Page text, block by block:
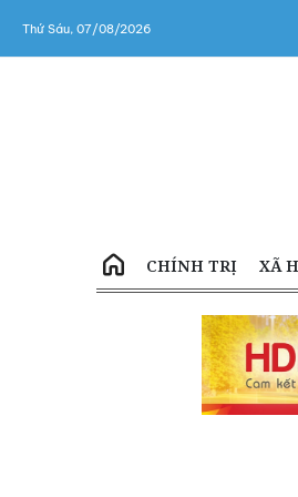
Thứ Sáu, 07/08/2026
CHÍNH TRỊ XÃ